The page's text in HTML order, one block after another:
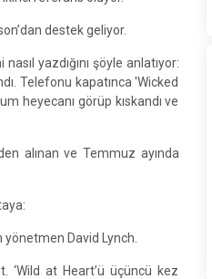
destek geliyor.
yazdığını şöyle anlatıyor:
Telefonu kapatınca 'Wicked
heyecanı görüp kıskandı ve
alınan ve Temmuz ayında
David Lynch.
‘Wild at Heart’ü üçüncü kez